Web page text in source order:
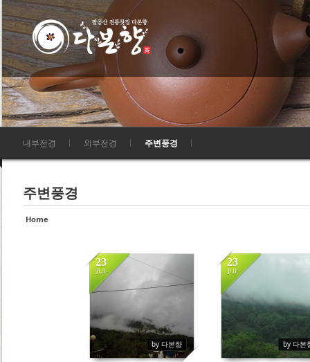
내부전경 외부전경 주변풍경
주변풍경
Home
23
JUL
by 다본향
2124
23
JUL
by 다본
Sketchbook5, 스케치북5
Sketchbook5, 스케치북5
Sketchbook5, 스케치북5
Sketchbook5, 스케치북5